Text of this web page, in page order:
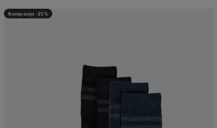
Kampanja -25%